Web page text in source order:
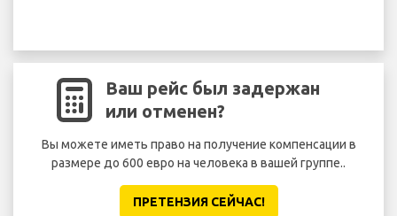
Ваш рейс был задержан
или отменен?
Вы можете иметь право на получение компенсации в
размере до 600 евро на человека в вашей группе..
ПРЕТЕНЗИЯ CЕЙЧАС!